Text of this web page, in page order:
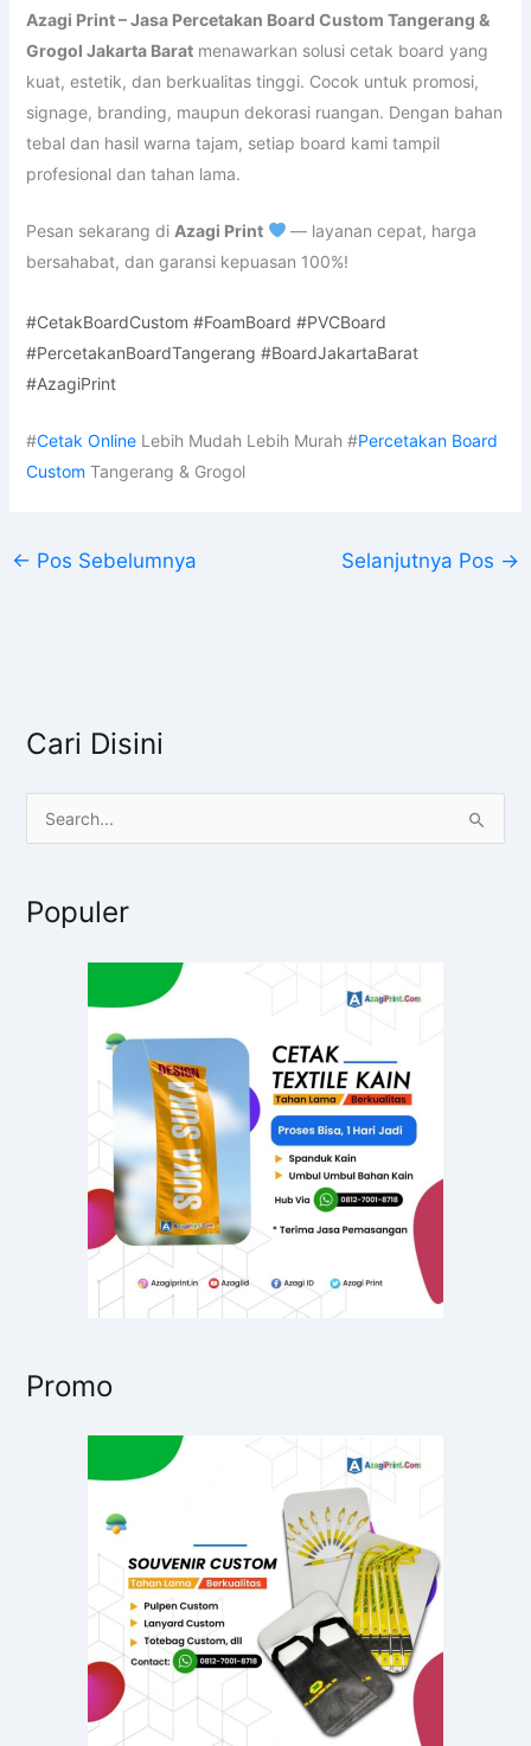
Azagi Print – Jasa Percetakan Board Custom Tangerang &
Grogol Jakarta Baratmenawarkan solusi cetak board yang
kuat, estetik, dan berkualitas tinggi. Cocok untuk promosi,
signage, branding, maupun dekorasi ruangan. Dengan bahan
tebal dan hasil warna tajam, setiap board kami tampil
profesional dan tahan lama.
Pesan sekarang di Azagi Print
— layanan cepat, harga
bersahabat, dan garansi kepuasan 100%!
#CetakBoardCustom #FoamBoard #PVCBoard
#PercetakanBoardTangerang #BoardJakartaBarat
#AzagiPrint
#Cetak OnlineLebih Mudah Lebih Murah #Percetakan Board
Custom Tangerang & Grogol
← Pos Sebelumnya Selanjutnya Pos →
Cari Disini
Populer
Promo